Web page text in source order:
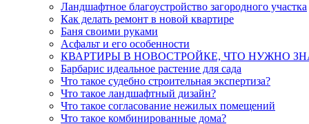
Ландшафтное благоустройство загородного участка
Как делать ремонт в новой квартире
Баня своими руками
Асфальт и его особенности
КВАРТИРЫ В НОВОСТРОЙКЕ, ЧТО НУЖНО
Барбарис идеальное растение для сада
Что такое судебно строительная экспертиза?
Что такое ландшафтный дизайн?
Что такое согласование нежилых помещений
Что такое комбинированные дома?